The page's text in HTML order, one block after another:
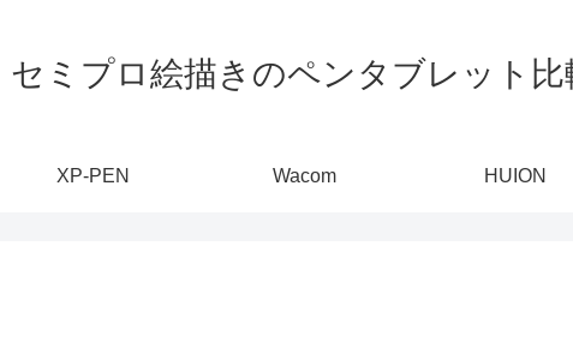
セミプロ絵描きのペンタブレット比
XP-PEN Wacom HUION